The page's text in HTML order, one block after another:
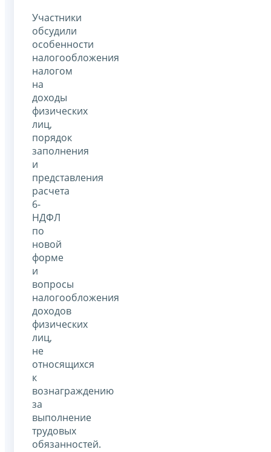
Участники
обсудили
особенности
налогообложения
налогом
на
доходы
физических
лиц,
порядок
заполнения
и
представления
расчета
6-
НДФЛ
по
новой
форме
и
вопросы
налогообложения
доходов
физических
лиц,
не
относящихся
к
вознаграждению
за
выполнение
трудовых
обязанностей.